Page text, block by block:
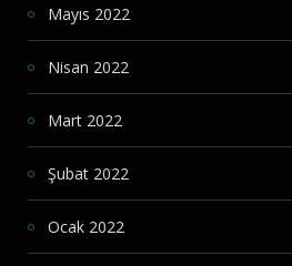
Mayıs 2022
Nisan 2022
Mart 2022
Şubat 2022
Ocak 2022